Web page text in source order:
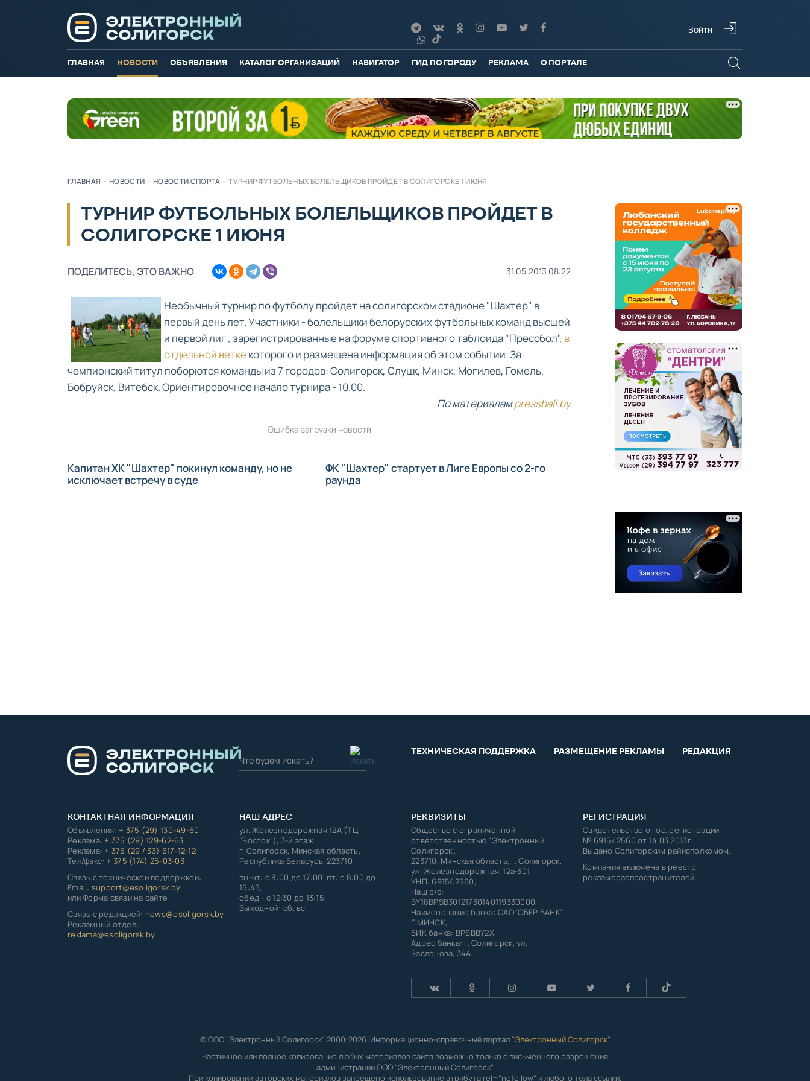
Войти
ГЛАВНАЯ НОВОСТИ ОБЪЯВЛЕНИЯ КАТАЛОГ ОРГАНИЗАЦИЙ НАВИГАТОР ГИД ПО ГОРОДУ РЕКЛАМА О ПОРТАЛЕ
ГЛАВНАЯ - НОВОСТИ - НОВОСТИ СПОРТА - ТУРНИР ФУТБОЛЬНЫХ БОЛЕЛЬЩИКОВ ПРОЙДЕТ В СОЛИГОРСКЕ 1 ИЮНЯ
ТУРНИР ФУТБОЛЬНЫХ БОЛЕЛЬЩИКОВ ПРОЙДЕТ В
СОЛИГОРСКЕ 1 ИЮНЯ
ПОДЕЛИТЕСЬ, ЭТО ВАЖНО 31.05.2013 08:22
Необычный турнир по футболу пройдет на солигорском стадионе "Шахтер" в
первый день лет. Участники - болельщики белорусских футбольных команд высшей
и первой лиг , зарегистрированные на форуме спортивного таблоида "Прессбол", в
отдельной веткекоторого и размещена информация об этом событии. За
чемпионский титул поборются команды из 7 городов: Солигорск, Слуцк, Минск, Могилев, Гомель,
Бобруйск, Витебск. Ориентировочное начало турнира - 10.00.
По материаламpressball.by
Ошибка загрузки новости
Капитан ХК "Шахтер" покинул команду, но не
исключает встречу в суде
ФК "Шахтер" стартует в Лиге Европы со 2-го
раунда
ТЕХНИЧЕСКАЯ ПОДДЕРЖКА РАЗМЕЩЕНИЕ РЕКЛАМЫ РЕДАКЦИЯ
КОНТАКТНАЯ ИНФОРМАЦИЯ
Объявления:+ 375 (29) 130-49-60
Реклама:+ 375 (29) 129-62-63
Реклама:+ 375 (29 / 33) 617-12-12
Тел/факс: + 375 (174) 25-03-03
Связь с технической поддержкой:
Email: support@esoligorsk.by
или Форма связи на сайте
Связь с редакцией: news@esoligorsk.by
Рекламный отдел:
reklama@esoligorsk.by
НАШ АДРЕС
ул. Железнодорожная 12А (ТЦ
"Восток"), 3-й этаж
г. Солигорск, Минская область,
Республика Беларусь, 223710
пн-чт: с 8:00 до 17:00, пт: с 8:00 до
15:45,
обед - с 12:30 до 13:15,
Выходной: сб, вс
РЕКВИЗИТЫ
Общество с ограниченной
ответственностью "Электронный
Солигорск",
223710, Минская область, г. Солигорск,
ул. Железнодорожная, 12а-301,
УНП: 691542560,
Наш р/с:
BY18BPSB30121730140119330000,
Наименование банка: ОАО 'СБЕР БАНК'
Г.МИНСК,
БИК банка: BPSBBY2X,
Адрес банка: г. Солигорск, ул.
Заслонова, 34А
РЕГИСТРАЦИЯ
Свидетельство о гос. регистрации
№ 691542560 от 14.03.2013г.
Выдано Солигорским райисполкомом.
Компания включена в реестр
рекламораспространителей.
© ООО "Электронный Солигорск" 2000-2026. Информационно-справочный портал "Электронный Солигорск".
Частичное или полное копирование любых материалов сайта возможно только с письменного разрешения
администрации ООО "Электронный Солигорск".
При копировании авторских материалов запрещено использование атрибута rel="nofollow" и любого тела ссылки,